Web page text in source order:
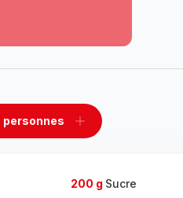
personnes
Ajouter
200 g Sucre